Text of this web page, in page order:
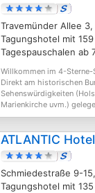
Travemünder Allee
Tagungshotel mit
Tagespauschalen ab
Willkommen im 4-
Direkt am historischen
Sehenswürdigkeiten
Marienkirche uvm.)
ATLANTIC
Schmiedestraße 9-
Tagungshotel mit